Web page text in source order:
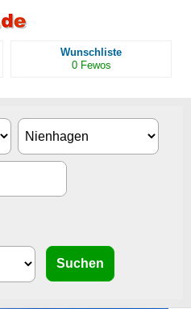
Wunschliste
0 Fewos